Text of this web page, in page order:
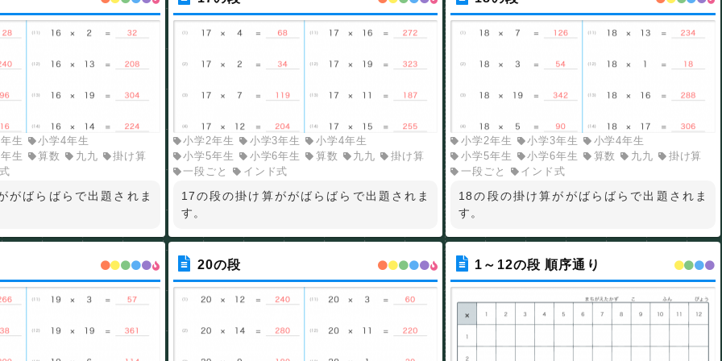
生
小学4年生
生
算数 九九
掛け算
がばらばらで出題されま
小学2年生 小学3年生
小学4年生
小学5年生
小学6年生 算数 九九
掛け算
一段ごと
インド式
17の段の掛け算ががばらばらで出題されま
す。
小学2年生 小学3年生
小学4年生
小学5年生
小学6年生 算数 九九
掛け算
一段ごと
インド式
18の段の掛け算ががばらばらで出題されま
す。
20の段 1～12の段 順序通り